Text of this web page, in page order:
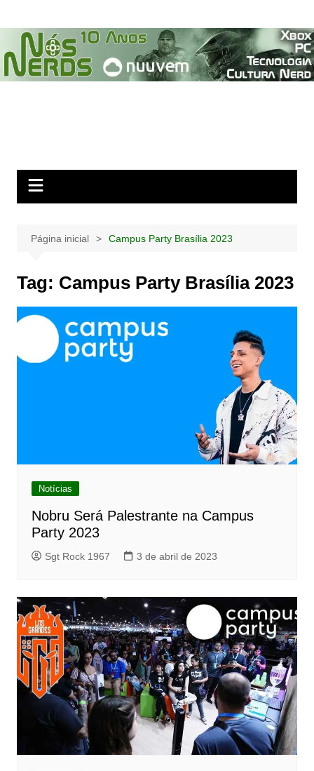
para
conteúdo
Página inicial Campus Party Brasília 2023
Tag: Campus Party Brasília 2023
Notícias
Nobru Será Palestrante na Campus
Party 2023
Sgt Rock 1967 3 de abril de 2023